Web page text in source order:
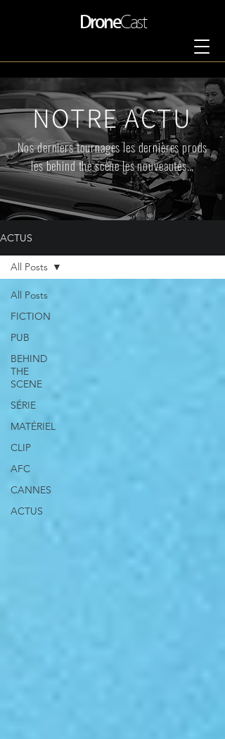
DroneCast
NOTRE ACTU
Nos derniers tournages les dernières prods
les behind the scène les nouveautés…
ACTUS
All Posts
FICTION
PUB
BEHIND
THE
SCENE
SÉRIE
MATÉRIEL
CLIP
AFC
CANNES
ACTUS
All Posts